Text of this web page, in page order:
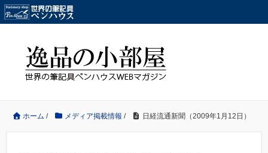
ホーム / メディア掲載情報 / 日経流通新聞（2009年1月12日）